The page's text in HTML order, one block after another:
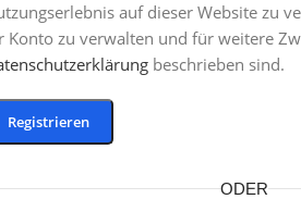
auf dieser Website zu
Konto zu verwalten und für weitere
beschrieben sind.
Registrieren
ODER